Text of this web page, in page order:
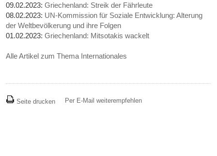
09.02.2023:Griechenland: Streik der Fährleute
08.02.2023: UN-Kommission für Soziale Entwicklung: Alterung
der Weltbevölkerung und ihre Folgen
01.02.2023:Griechenland: Mitsotakis wackelt
Alle Artikel zum Thema Internationales
Seite drucken Per E-Mail weiterempfehlen